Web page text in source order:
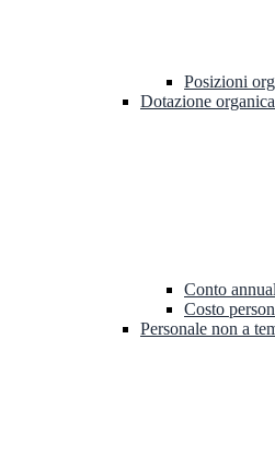
Posizioni
Dotazione organica
Conto
Costo
Personale non a